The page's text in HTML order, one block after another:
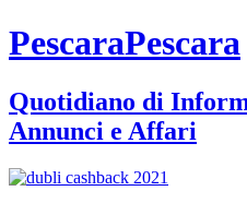
PescaraPescara
Quotidiano di
Annunci e Affari